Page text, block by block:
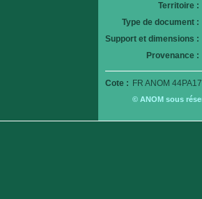
Territoire :
Type de document :
Support et dimensions :
Provenance :
Cote : FR ANOM
© ANOM sous